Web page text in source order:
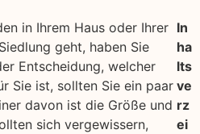
in Ihrem Haus oder Ihrer
geht, haben Sie
Entscheidung, welcher
Sie ist, sollten Sie ein paar
davon ist die Größe und
sich vergewissern,
In
ha
lts
ve
rz
ei